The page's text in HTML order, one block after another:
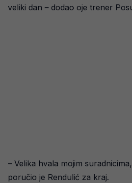
veliki dan – dodao oje trener
– Velika hvala mojim
poručio je Rendulić za kraj.